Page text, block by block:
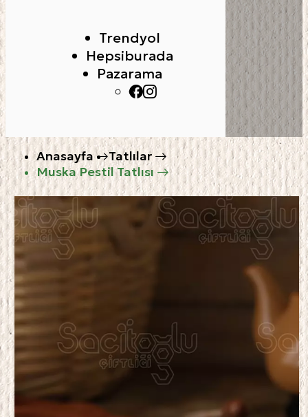
Trendyol
Hepsiburada
Pazarama
Anasayfa
Tatlılar
Muska Pestil Tatlısı